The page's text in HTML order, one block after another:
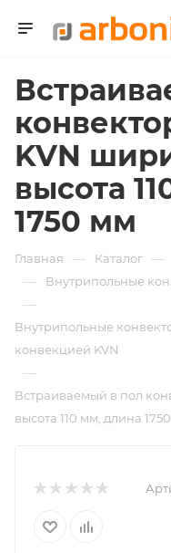
KVN
высота
1750 мм
Главная — Каталог —
— Внутрипольные
—
Внутрипольные
конвекцией KVN
—
Встраиваемый в пол
высота 110 мм, длина